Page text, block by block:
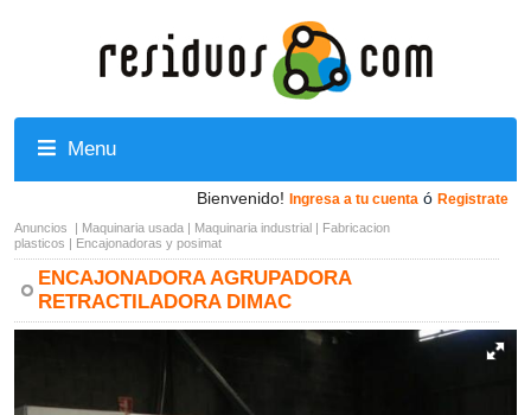
Menu
Bienvenido! Ingresa a tu cuenta ó Registrate
Anuncios | Maquinaria usada | Maquinaria industrial | Fabricacion
plasticos | Encajonadoras y posimat
ENCAJONADORA AGRUPADORA
RETRACTILADORA DIMAC